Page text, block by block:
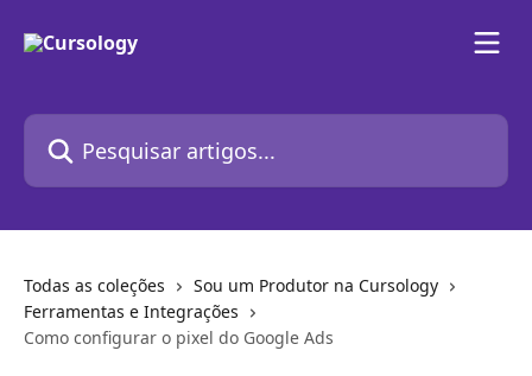
Pesquisar artigos...
Todas as coleções
Sou um Produtor na Cursology
Ferramentas e Integrações
Como configurar o pixel do Google Ads